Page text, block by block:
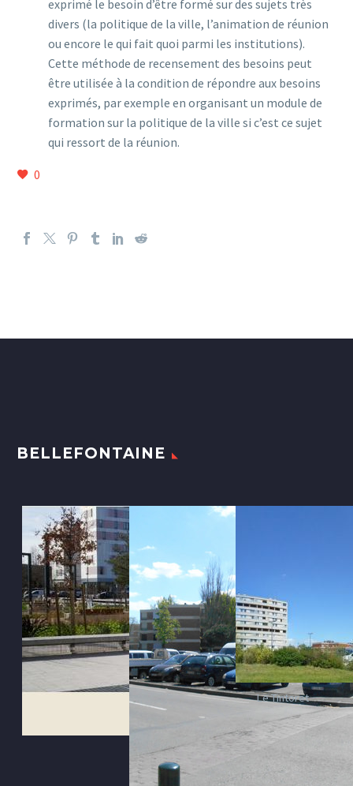
exprimé le besoin d’être formé sur des sujets très
divers (la politique de la ville, l’animation de réunion
ou encore le qui fait quoi parmi les institutions).
Cette méthode de recensement des besoins peut
être utilisée à la condition de répondre aux besoins
exprimés, par exemple en organisant un module de
formation sur la politique de la ville si c’est ce sujet
qui ressort de la réunion.
0
BELLEFONTAINE
Le Tintoret